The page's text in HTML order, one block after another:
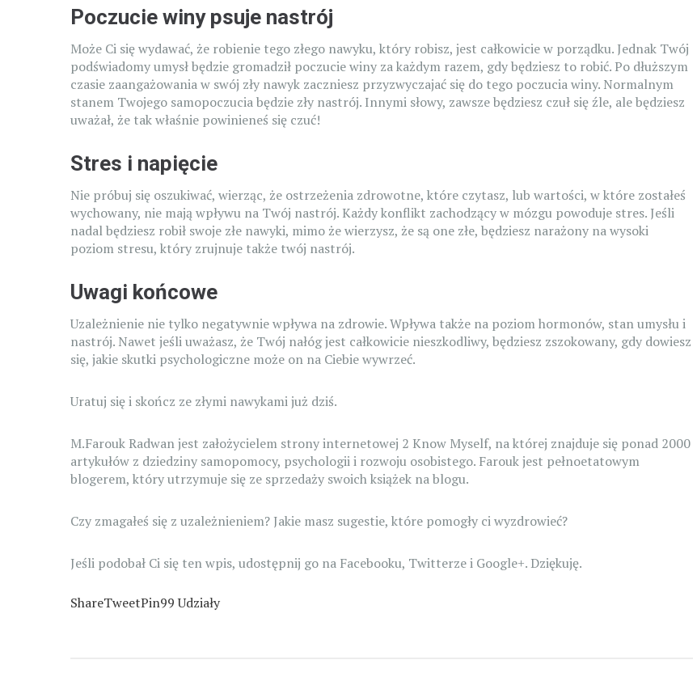
Poczucie winy psuje nastrój
Może Ci się wydawać, że robienie tego złego nawyku, który robisz, jest całkowicie w porządku. Jednak Twój
podświadomy umysł będzie gromadził poczucie winy za każdym razem, gdy będziesz to robić. Po dłuższym
czasie zaangażowania w swój zły nawyk zaczniesz przyzwyczajać się do tego poczucia winy. Normalnym
stanem Twojego samopoczucia będzie zły nastrój. Innymi słowy, zawsze będziesz czuł się źle, ale będziesz
uważał, że tak właśnie powinieneś się czuć!
Stres i napięcie
Nie próbuj się oszukiwać, wierząc, że ostrzeżenia zdrowotne, które czytasz, lub wartości, w które zostałeś
wychowany, nie mają wpływu na Twój nastrój. Każdy konflikt zachodzący w mózgu powoduje stres. Jeśli
nadal będziesz robił swoje złe nawyki, mimo że wierzysz, że są one złe, będziesz narażony na wysoki
poziom stresu, który zrujnuje także twój nastrój.
Uwagi końcowe
Uzależnienie nie tylko negatywnie wpływa na zdrowie. Wpływa także na poziom hormonów, stan umysłu i
nastrój. Nawet jeśli uważasz, że Twój nałóg jest całkowicie nieszkodliwy, będziesz zszokowany, gdy dowiesz
się, jakie skutki psychologiczne może on na Ciebie wywrzeć.
Uratuj się i skończ ze złymi nawykami już dziś.
M.Farouk Radwan jest założycielem strony internetowej 2 Know Myself, na której znajduje się ponad 2000
artykułów z dziedziny samopomocy, psychologii i rozwoju osobistego. Farouk jest pełnoetatowym
blogerem, który utrzymuje się ze sprzedaży swoich książek na blogu.
Czy zmagałeś się z uzależnieniem? Jakie masz sugestie, które pomogły ci wyzdrowieć?
Jeśli podobał Ci się ten wpis, udostępnij go na Facebooku, Twitterze i Google+. Dziękuję.
ShareTweetPin99Udziały